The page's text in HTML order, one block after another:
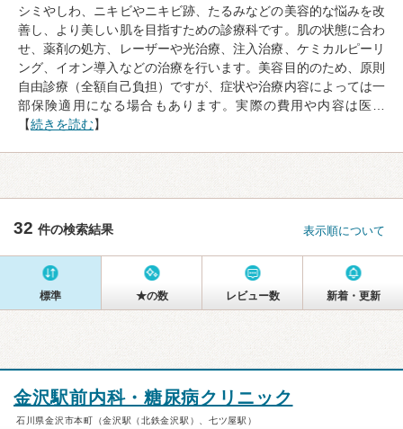
シミやしわ、ニキビやニキビ跡、たるみなどの美容的な悩みを改
善し、より美しい肌を目指すための診療科です。肌の状態に合わ
せ、薬剤の処方、レーザーや光治療、注入治療、ケミカルピーリ
ング、イオン導入などの治療を行います。美容目的のため、原則
自由診療（全額自己負担）ですが、症状や治療内容によっては一
部保険適用になる場合もあります。実際の費用や内容は医…
【続きを読む】
32 件の検索結果 表示順について
標準 ★の数 レビュー数 新着・更新
金沢駅前内科・糖尿病クリニック
石川県金沢市本町（金沢駅（北鉄金沢駅）、七ツ屋駅）